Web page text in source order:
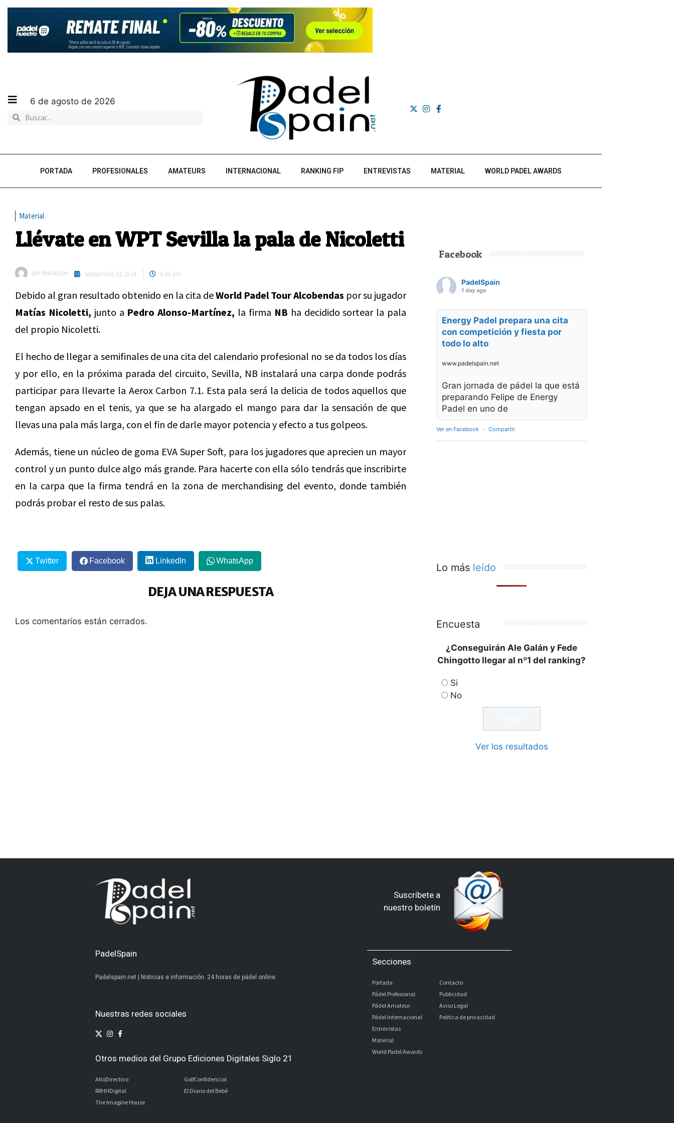
6 de agosto de 2026
PORTADA PROFESIONALES AMATEURS INTERNACIONAL RANKING FIP ENTREVISTAS MATERIAL WORLD PADEL AWARDS
Material
Llévate en WPT Sevilla la pala de Nicoletti
por Redaccion septiembre 13, 2014 8:41 am
Debido al gran resultado obtenido en la cita deWorld Padel Tour Alcobendas por su jugador
Matías Nicoletti, junto a Pedro Alonso-Martínez, la firma NB ha decidido sortear la pala
del propio Nicoletti.
El hecho de llegar a semifinales de una cita del calendario profesional no se da todos los días
y por ello, en la próxima parada del circuito, Sevilla, NB instalará una carpa donde podrás
participar para llevarte la Aerox Carbon 7.1. Esta pala será la delicia de todos aquellos que
tengan apsado en el tenis, ya que se ha alargado el mango para dar la sensación de que
llevas una pala más larga, con el fin de darle mayor potencia y efecto a tus golpeos.
Además, tiene un núcleo de goma EVA Super Soft, para los jugadores que aprecien un mayor
control y un punto dulce algo más grande. Para hacerte con ella sólo tendrás que inscribirte
en la carpa que la firma tendrá en la zona de merchandising del evento, donde también
podrás probar el resto de sus palas.
Twitter Facebook LinkedIn WhatsApp
DEJA UNA RESPUESTA
Los comentarios están cerrados.
Facebook
PadelSpain
1 day ago
Energy Padel prepara una cita
con competición y fiesta por
todo lo alto
www.padelspain.net
Gran jornada de pádel la que está
preparando Felipe de Energy
Padel en uno de
Ver en Facebook · Compartir
Lo más leído
Encuesta
¿Conseguirán Ale Galán y Fede
Chingotto llegar al nº1 del ranking?
Si
No
Ver los resultados
Suscríbete a
nuestro boletín
PadelSpain
Padelspain.net | Noticias e información. 24 horas de pádel online.
Nuestras redes sociales
Otros medios del Grupo Ediciones Digitales Siglo 21
AltoDirectivo
RRHHDigital
The Imagine House
GolfConfidencial
El Diario del Bebé
Secciones
Portada
Pádel Profesional
Pádel Amateur
Pádel Internacional
Entrevistas
Material
World Padel Awards
Contacto
Publicidad
Aviso Legal
Politica de privacidad